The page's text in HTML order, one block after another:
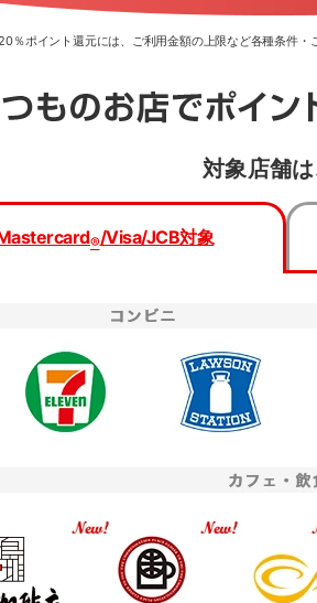
％ポイント還元には、ご利用金額の上限など各種条件・
対象店舗
®/Visa/JCB対象
種類・国際ブランドを選択のうえ、お
学生
国際
お申し込みフォ
三菱
下記事項をご確認の上お
第三者提供
ト口座開設アプリへのリンクボタンをタップ、
の精算に利用するため、URL末尾に付与したパ
客さまのお申し込み情報と紐付けます。